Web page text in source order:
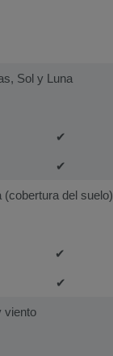
Sol y Luna
✔
✔
(cobertura del suelo)
✔
✔
viento